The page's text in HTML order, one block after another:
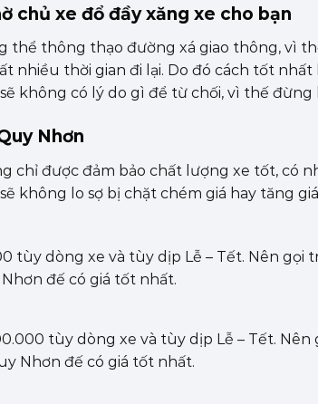
chủ xe đổ đầy xăng xe cho bạn
thể thông thạo đường xá giao thông, vì
nhiều thời gian đi lại. Do đó cách tốt nhất
không có lý do gì để từ chối, vì thế đừng
Nhơn
chỉ được đảm bảo chất lượng xe tốt, có
không lo sợ bị chặt chém giá hay tăng
tùy dòng xe và tùy dịp Lễ – Tết. Nên gọi
Nhơn đế có giá tốt nhất.
tùy dòng xe và tùy dịp Lễ – Tết.
Nhơn đế có giá tốt nhất.